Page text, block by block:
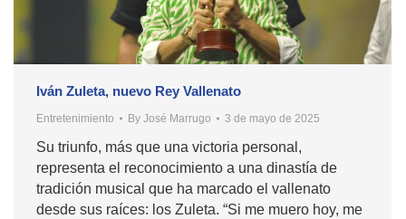
Iván Zuleta, nuevo Rey Vallenato
Entretenimiento By José Marrugo 3 de mayo de 2025
Su triunfo, más que una victoria personal,
representa el reconocimiento a una dinastía de
tradición musical que ha marcado el vallenato
desde sus raíces: los Zuleta. “Si me muero hoy, me